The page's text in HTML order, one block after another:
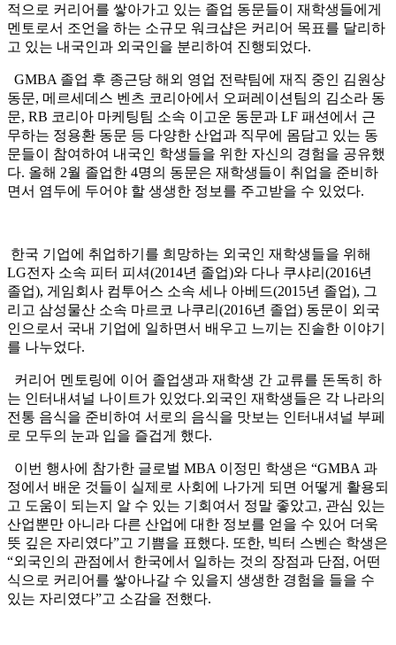
적으로 커리어를 쌓아가고 있는 졸업 동문들이 재학생들에게
멘토로서 조언을 하는 소규모 워크샵은 커리어 목표를 달리하
고 있는 내국인과 외국인을 분리하여 진행되었다.
GMBA 졸업 후 종근당 해외 영업 전략팀에 재직 중인 김원상
동문, 메르세데스 벤츠 코리아에서 오퍼레이션팀의 김소라 동
문, RB 코리아 마케팅팀 소속 이고운 동문과 LF 패션에서 근
무하는 정용환 동문 등 다양한 산업과 직무에 몸담고 있는 동
문들이 참여하여 내국인 학생들을 위한 자신의 경험을 공유했
다. 올해 2월 졸업한 4명의 동문은 재학생들이 취업을 준비하
면서 염두에 두어야 할 생생한 정보를 주고받을 수 있었다.
한국 기업에 취업하기를 희망하는 외국인 재학생들을 위해
LG전자 소속 피터 피셔(2014년 졸업)와 다나 쿠샤리(2016년
졸업), 게임회사 컴투어스 소속 세나 아베드(2015년 졸업), 그
리고 삼성물산 소속 마르코 나쿠리(2016년 졸업) 동문이 외국
인으로서 국내 기업에 일하면서 배우고 느끼는 진솔한 이야기
를 나누었다.
커리어 멘토링에 이어 졸업생과 재학생 간 교류를 돈독히 하
는 인터내셔널 나이트가 있었다.외국인 재학생들은 각 나라의
전통 음식을 준비하여 서로의 음식을 맛보는 인터내셔널 부페
로 모두의 눈과 입을 즐겁게 했다.
이번 행사에 참가한 글로벌 MBA 이정민 학생은 “GMBA 과
정에서 배운 것들이 실제로 사회에 나가게 되면 어떻게 활용되
고 도움이 되는지 알 수 있는 기회여서 정말 좋았고, 관심 있는
산업뿐만 아니라 다른 산업에 대한 정보를 얻을 수 있어 더욱
뜻 깊은 자리였다”고 기쁨을 표했다. 또한, 빅터 스벤슨 학생은
“외국인의 관점에서 한국에서 일하는 것의 장점과 단점, 어떤
식으로 커리어를 쌓아나갈 수 있을지 생생한 경험을 들을 수
있는 자리였다”고 소감을 전했다.